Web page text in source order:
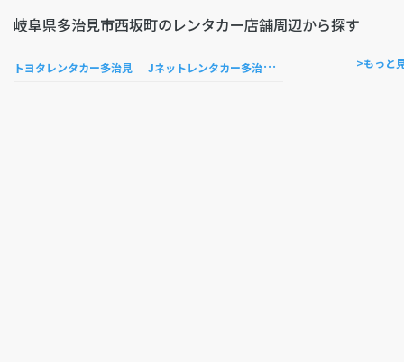
岐阜県多治見市西坂町のレンタカー店舗周辺から探す
トヨタレンタカー多治見 J
ネットレンタカー多治見店 >もっと